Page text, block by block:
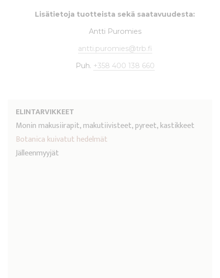
Lisätietoja tuotteista sekä saatavuudesta:
Antti Puromies
antti.puromies@trb.fi
Puh. +358 400 138 660
ELINTARVIKKEET
Monin makusiirapit, makutiivisteet, pyreet, kastikkeet
Botanica kuivatut hedelmät
Jälleenmyyjät